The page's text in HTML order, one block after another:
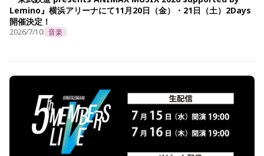
Lemino』横浜アリーナにて11月20日（金）・21日（土）2Days
開催決定！
2026/7/10 音楽